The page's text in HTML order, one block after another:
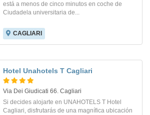
está a menos de cinco minutos en coche de
Ciudadela universitaria de...
CAGLIARI
Hotel Unahotels T Cagliari
Via Dei Giudicati 66. Cagliari
Si decides alojarte en UNAHOTELS T Hotel
Cagliari, disfrutarás de una magnífica ubicación